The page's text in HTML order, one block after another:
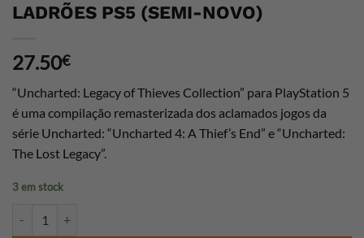
LADRÕES PS5 (SEMI-NOVO)
27.50€
“Uncharted: Legacy of Thieves Collection” para PlayStation 5
é uma compilação remasterizada dos aclamados jogos da
série Uncharted: “Uncharted 4: A Thief’s End” e “Uncharted:
The Lost Legacy”.
3 em stock